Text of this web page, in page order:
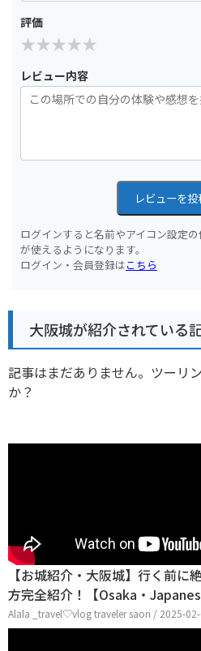
評価
レビュー内容
レビューを投
ログインすると名前やアイコン設定
が使えるようになります。
ログイン・会員登録はこちら
大阪城が紹介されている
記事はまだありません。ツーリ
か？
【お城紹介・大阪城】行く前に
方完全紹介！【Osaka・
Alala _travel♡vlog traveler saori / 2025-